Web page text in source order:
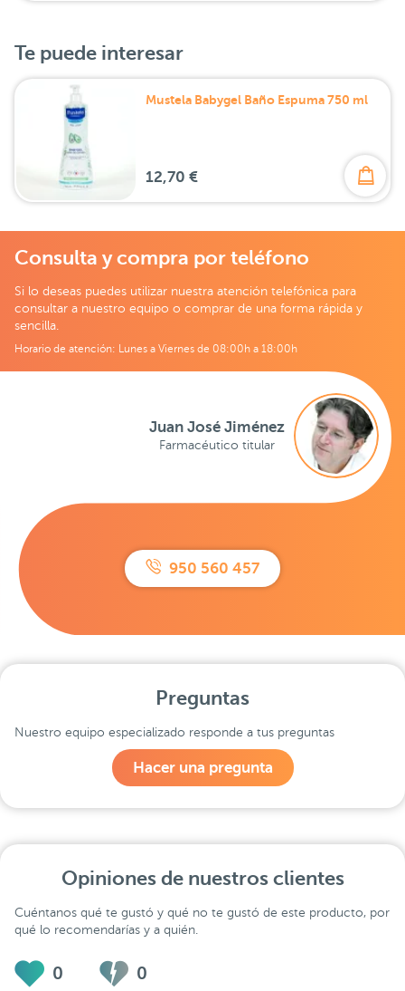
Te puede interesar
Mustela Babygel Baño Espuma 750 ml
12,70 €
Consulta y compra por teléfono
Si lo deseas puedes utilizar nuestra atención telefónica para
consultar a nuestro equipo o comprar de una forma rápida y
sencilla.
Horario de atención: Lunes a Viernes de 08:00h a 18:00h
950 560 457
Juan José Jiménez
Farmacéutico titular
Preguntas
Nuestro equipo especializado responde a tus preguntas
Hacer una pregunta
Opiniones de nuestros clientes
Cuéntanos qué te gustó y qué no te gustó de este producto, por
qué lo recomendarías y a quién.
0 0